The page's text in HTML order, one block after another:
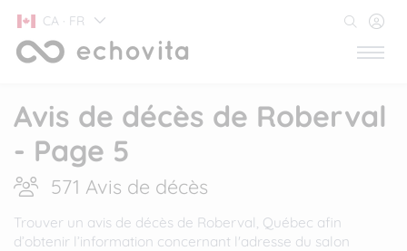
CA · FR
Avis de décès de Roberval
- Page 5
571 Avis de décès
Trouver un avis de décès de Roberval, Québec afin
d’obtenir l’information concernant l'adresse du salon